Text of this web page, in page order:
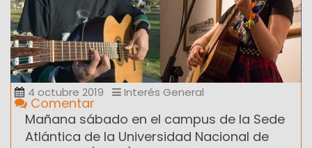
4 octubre 2019 Interés General
Comentar
Mañana sábado en el campus de la Sede
Atlántica de la Universidad Nacional de